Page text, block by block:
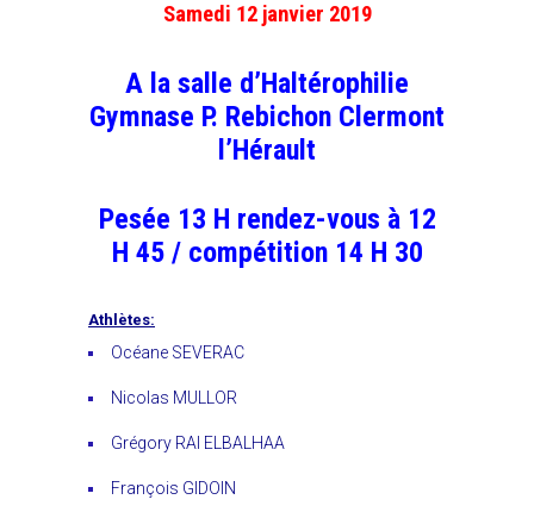
Samedi 12 janvier 2019
A la salle d’Haltérophilie
Gymnase P. Rebichon Clermont
l’Hérault
Pesée 13 H rendez-vous à 12
H 45 / compétition 14 H 30
Athlètes:
Océane SEVERAC
Nicolas MULLOR
Grégory RAI ELBALHAA
François GIDOIN